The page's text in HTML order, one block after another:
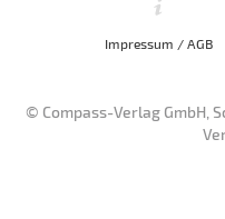
Impressum / AGB
© Compass-Verlag GmbH,